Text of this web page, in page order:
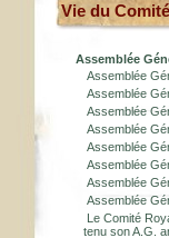
Vie du Comité
Assemblée
Assemblée
Assemblée
Assemblée
Assemblée
Assemblée
Assemblée
Assemblée
Assemblée
Le Comité
tenu son A.G.